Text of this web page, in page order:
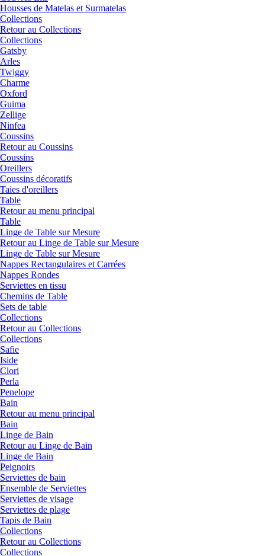
Housses de Matelas et Surmatelas
Collections
Retour au Collections
Collections
Gatsby
Arles
Twiggy
Charme
Oxford
Guima
Zellige
Ninfea
Coussins
Retour au Coussins
Coussins
Oreillers
Coussins décoratifs
Taies d'oreillers
Table
Retour au menu principal
Table
Linge de Table sur Mesure
Retour au Linge de Table sur Mesure
Linge de Table sur Mesure
Nappes Rectangulaires et Carrées
Nappes Rondes
Serviettes en tissu
Chemins de Table
Sets de table
Collections
Retour au Collections
Collections
Safie
Iside
Clori
Perla
Penelope
Bain
Retour au menu principal
Bain
Linge de Bain
Retour au Linge de Bain
Linge de Bain
Peignoirs
Serviettes de bain
Ensemble de Serviettes
Serviettes de visage
Serviettes de plage
Tapis de Bain
Collections
Retour au Collections
Collections